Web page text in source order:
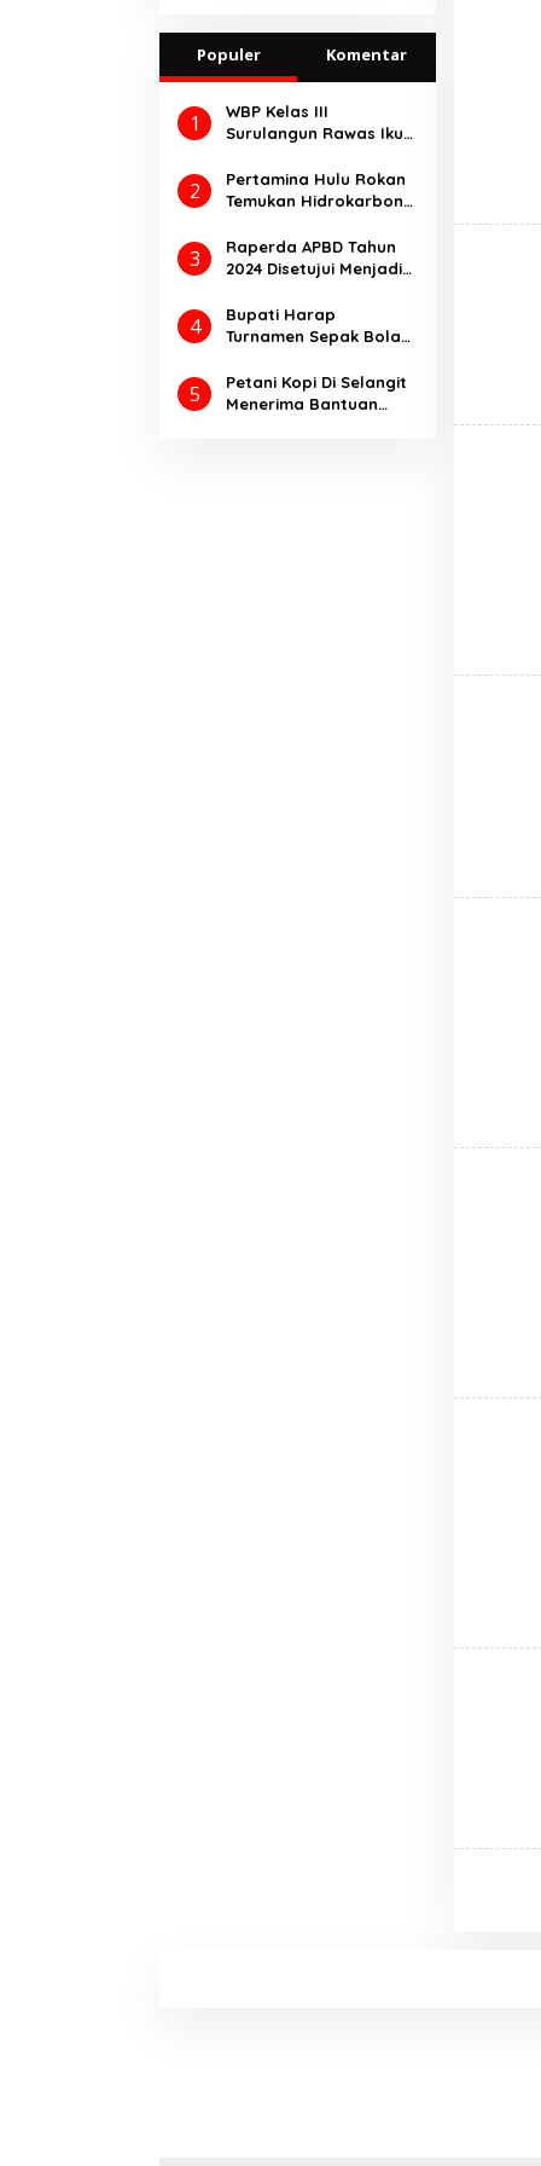
Ungkap Kasus
Premanisme Dan
Pungli
Populer Komentar
1
WBP Kelas III
Surulangun Rawas Ikuti
Dharma Bakti
Pemasyarakatan 2025.
2
Pertamina Hulu Rokan
Temukan Hidrokarbon
Sumur Eksplorasi
Anggrek Violet
3
Raperda APBD Tahun
2024 Disetujui Menjadi
Catatan
4
Bupati Harap
Turnamen Sepak Bola
Kompetisi
Meningkatkan Prestasi
5
Petani Kopi Di Selangit
Menerima Bantuan